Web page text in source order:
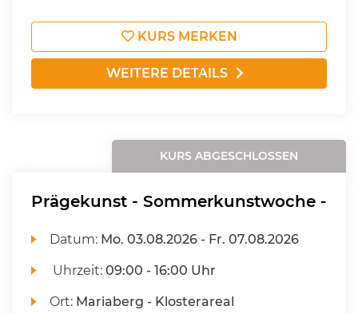
KURS MERKEN
WEITERE DETAILS
KURS ABGESCHLOSSEN
Prägekunst - Sommerkunstwoche -
Datum: Mo. 03.08.2026 - Fr. 07.08.2026
Uhrzeit:09:00 - 16:00 Uhr
Ort: Mariaberg - Klosterareal